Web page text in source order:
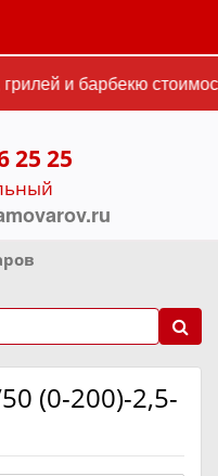
и барбекю
25 25
(0-200)-2,5-